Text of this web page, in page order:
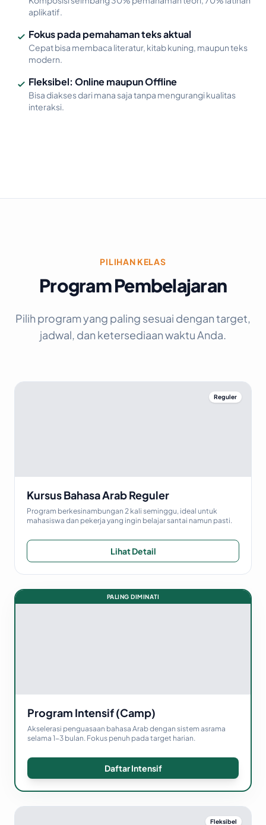
aplikatif.
Fokus pada pemahaman teks aktual
Cepat bisa membaca literatur, kitab kuning, maupun teks
modern.
Fleksibel: Online maupun Offline
Bisa diakses dari mana saja tanpa mengurangi kualitas
interaksi.
PILIHAN KELAS
Program Pembelajaran
Pilih program yang paling sesuai dengan target,
jadwal, dan ketersediaan waktu Anda.
Reguler
Kursus Bahasa Arab Reguler
Program berkesinambungan 2 kali seminggu, ideal untuk
mahasiswa dan pekerja yang ingin belajar santai namun pasti.
Lihat Detail
PALING DIMINATI
Program Intensif (Camp)
Akselerasi penguasaan bahasa Arab dengan sistem asrama
selama 1-3 bulan. Fokus penuh pada target harian.
Daftar Intensif
Fleksibel